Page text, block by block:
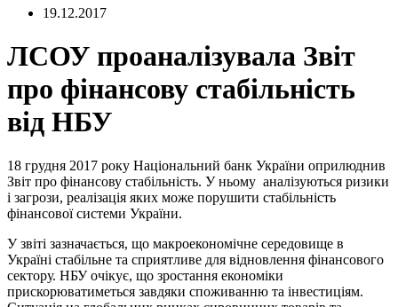
19.12.2017
ЛСОУ проаналізувала Звіт
про фінансову стабільність
від НБУ
18 грудня 2017 року Національний банк України оприлюднив
Звіт про фінансову стабільність. У ньому аналізуються ризики
і загрози, реалізація яких може порушити стабільність
фінансової системи України.
У звіті зазначається, що макроекономічне середовище в
Україні стабільне та сприятливе для відновлення фінансового
сектору. НБУ очікує, що зростання економіки
прискорюватиметься завдяки споживанню та інвестиціям.